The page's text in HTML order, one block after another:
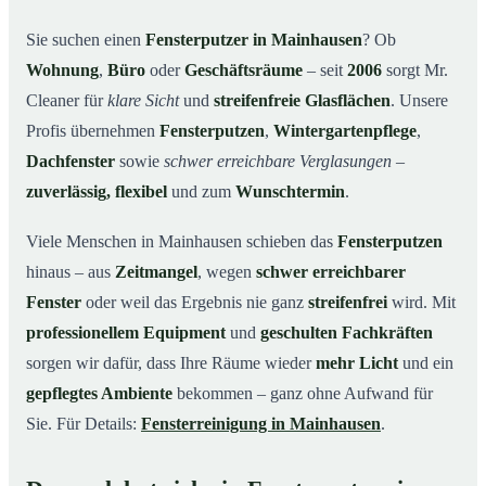
03Unsere Leistungen im Überblick
04Warum Mr. Cleaner in Mainhausen?
05So funktioniert’s
07Jetzt kostenloses Angebot einholen
Mainhausen im Einsatz
Sie suchen einen Fensterputzer in Mainhausen? Ob
Wohnung, Büro oderGeschäftsräume – seit 2006 sorgt Mr.
Cleaner fürklare Sichtund streifenfreie Glasflächen. Unsere
Profis übernehmen Fensterputzen, Wintergartenpflege,
Dachfenster sowie schwer erreichbare Verglasungen –
zuverlässig, flexibel und zum Wunschtermin.
Viele Menschen in Mainhausen schieben das Fensterputzen
hinaus – aus Zeitmangel, wegen schwer erreichbarer
Fenster oder weil das Ergebnis nie ganz streifenfrei wird. Mit
professionellem Equipment und geschulten Fachkräften
sorgen wir dafür, dass Ihre Räume wiedermehr Licht und ein
gepflegtes Ambiente bekommen – ganz ohne Aufwand für
Sie. Für Details: Fensterreinigung in Mainhausen.